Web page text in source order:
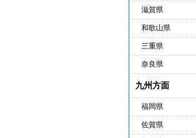
滋賀県
和歌山県
三重県
奈良県
九州方面
福岡県
佐賀県